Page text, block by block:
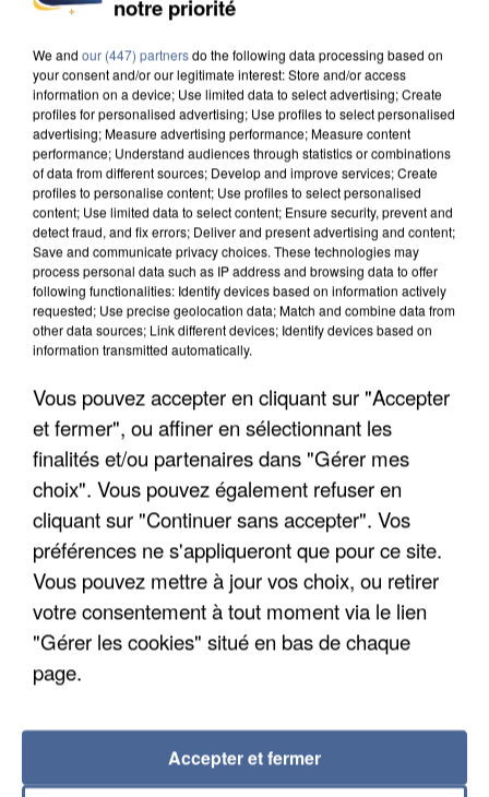
DE FAUNE SAUVAGE SONT...
L’UN DES FONDATEURS SUPPOSÉS DE LA DZ
MAFIA INTERPELLÉ EN ALGÉRIE
notre priorité
We and our (447) partnersdo the following data processing based on
your consent and/or our legitimate interest: Store and/or access
information on a device; Use limited data to select advertising; Create
profiles for personalised advertising; Use profiles to select personalised
advertising; Measure advertising performance; Measure content
performance; Understand audiences through statistics or combinations
of data from different sources; Develop and improve services; Create
profiles to personalise content; Use profiles to select personalised
content; Use limited data to select content; Ensure security, prevent and
detect fraud, and fix errors; Deliver and present advertising and content;
Save and communicate privacy choices. These technologies may
process personal data such as IP address and browsing data to offer
following functionalities: Identify devices based on information actively
requested; Use precise geolocation data; Match and combine data from
other data sources; Link different devices; Identify devices based on
information transmitted automatically.
Vous pouvez accepter en cliquant sur "Accepter
et fermer", ou affiner en sélectionnant les
finalités et/ou partenaires dans "Gérer mes
choix". Vous pouvez également refuser en
cliquant sur "Continuer sans accepter". Vos
préférences ne s'appliqueront que pour ce site.
Vous pouvez mettre à jour vos choix, ou retirer
votre consentement à tout moment via le lien
"Gérer les cookies" situé en bas de chaque
page.
Accepter et fermer